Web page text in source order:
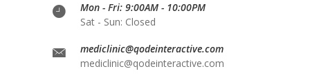
Mon - Fri: 9:00AM - 10:00PM
Sat - Sun: Closed
mediclinic@qodeinteractive.com
mediclinic@qodeinteractive.com